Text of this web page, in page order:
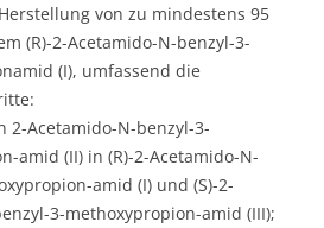
von zu mindestens 95
(R)-2-Acetamido-N-benzyl-3-
(I), umfassend die
2-Acetamido-N-benzyl-3-
amid (II) in (R)-2-Acetamido-N-
amid (I) und (S)-2-
3-methoxypropion-amid (III);